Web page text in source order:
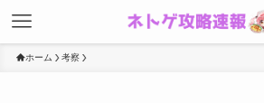
ホーム 考察